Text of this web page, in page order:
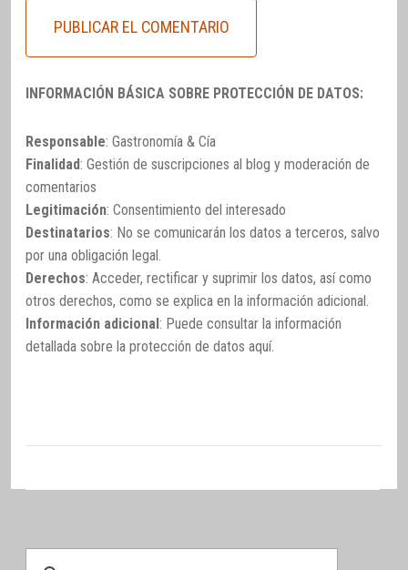
INFORMACIÓN BÁSICA SOBRE PROTECCIÓN DE DATOS:
Responsable: Gastronomía & Cía
Finalidad: Gestión de suscripciones al blog y moderación de
comentarios
Legitimación: Consentimiento del interesado
Destinatarios: No se comunicarán los datos a terceros, salvo
por una obligación legal.
Derechos: Acceder, rectificar y suprimir los datos, así como
otros derechos, como se explica en la información adicional.
Información adicional: Puede consultar la información
detallada sobre la protección de datos aquí.